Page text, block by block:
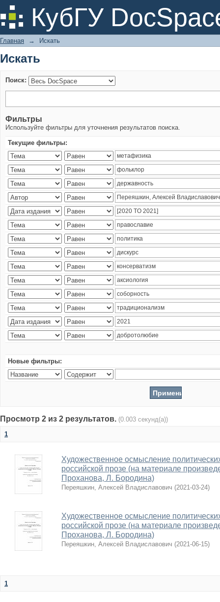
КубГУ
Искать
Главная → Искать
Искать
Поиск:
Фильтры
Используйте фильтры для уточнения результатов поиска.
Текущие фильтры:
Новые фильтры:
Просмотр 2 из 2 результатов. (0.003 секунд(а))
1
Художественное осмысление
российской прозе (на материале
Проханова, Л. Бородина)
Переяшкин, Алексей Владиславович (2021-03-24)
Художественное осмысление
российской прозе (на материале
Проханова, Л. Бородина)
Переяшкин, Алексей Владиславович (2021-06-15)
1